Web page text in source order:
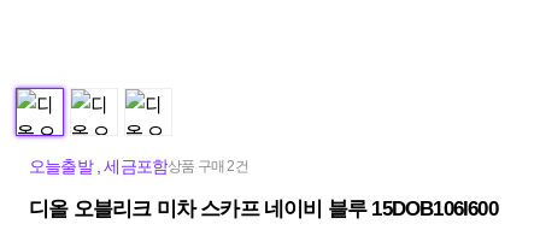
오늘출발 ,세금포함상품 구매 2건
디올 오블리크 미차 스카프 네이비 블루 15DOB106I600